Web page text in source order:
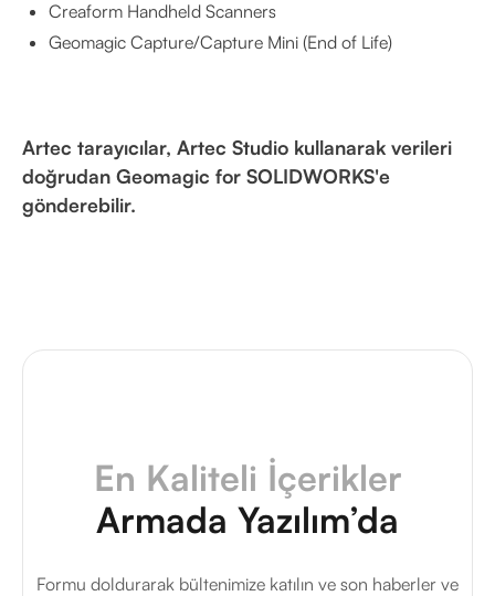
Creaform Handheld Scanners
Geomagic Capture/Capture Mini (End of Life)
Artec tarayıcılar, Artec Studio kullanarak verileri
doğrudan Geomagic for SOLIDWORKS'e
gönderebilir.
En Kaliteli İçerikler
Armada Yazılım’da
Formu doldurarak bültenimize katılın ve son haberler ve